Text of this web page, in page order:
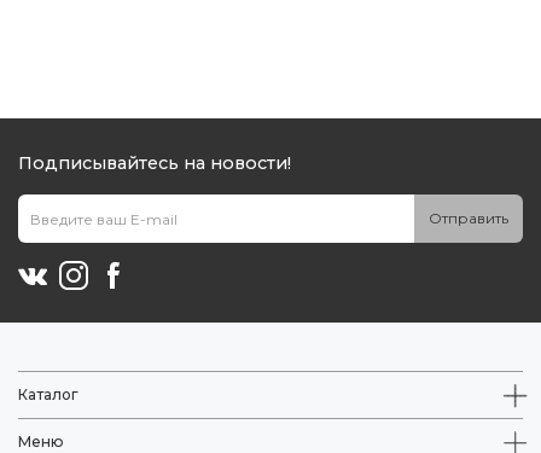
Подписывайтесь на новости!
Отправить
Каталог
Меню